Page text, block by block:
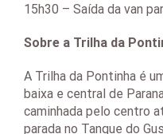
15h30 – Saída da van
Sobre a Trilha da
A Trilha da Pontinha é
baixa e central de
caminhada pelo centro
parada no Tanque do